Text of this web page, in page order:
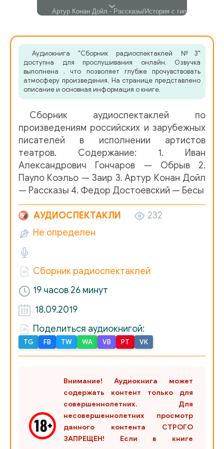
Артур Конан Дойл - Рассказы/История с гипсовыми
02 Istoria s gipsovymi bustami-2
03 Istoria s gipsovymi bustami-3
04 Istoria s gipsovymi bustami-4
Артур Конан Дойл - Рассказы/Триумф Скотланд-Ярда
08 Triumf Scotland-Yarda-2
Артур Конан Дойл - Рассказы/Шерлок Холмс, король и
06 Sherlok Holms, korol i aktrisa-2
Иван Александрович Гончаров - Обрыв И_Гончаров_-
И_Гончаров_-_Обрыв_02
И_Гончаров_-_Обрыв_03
И_Гончаров_-_Обрыв_05
И_Гончаров_-_Обрыв_06
И_Гончаров_-_Обрыв_07
И_Гончаров_-_Обрыв_08
И_Гончаров_-_Обрыв_09
И_Гончаров_-_Обрыв_12
И_Гончаров_-_Обрыв_13
Аудиокнига "Сборник радиоспектаклей №3"
доступна для прослушивания онлайн. Озвучка
выполнена , что позволяет глубже прочувствовать
атмосферу произведения. На странице представлено
описание и основная информация о книге.
Cборник аудиоспектаклей по
произведениям российских и зарубежных
писателей в исполнении артистов
театров. Содержание: 1. Иван
Александрович Гончаров — Обрыв 2.
Пауло Коэльо — Заир 3. Артур Конан Дойл
— Рассказы 4. Федор Достоевский — Бесы
АУДИОСПЕКТАКЛИ
232
Не определен
Сборник радиоспектаклей
19 часов 26 минут
18.09.2019
Поделиться аудиокнигой:
TG FB TW WA VB PT VK
Внимание! Аудиокнига может
содержать контент только для
совершеннолетних. Для
несовершеннолетних просмотр
данного контента СТРОГО
ЗАПРЕЩЕН! Если в книге